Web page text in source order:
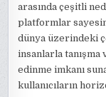
arasında çeşitli
platformlar
dünya üzerindeki
insanlarla tanışma
edinme imkanı
kullanıcıların